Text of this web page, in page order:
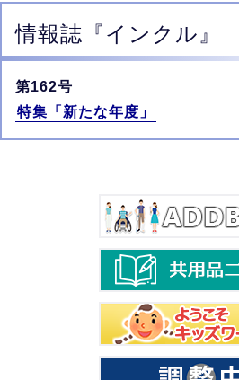
情報誌 『インクル』
第162号
特集「新たな年度」